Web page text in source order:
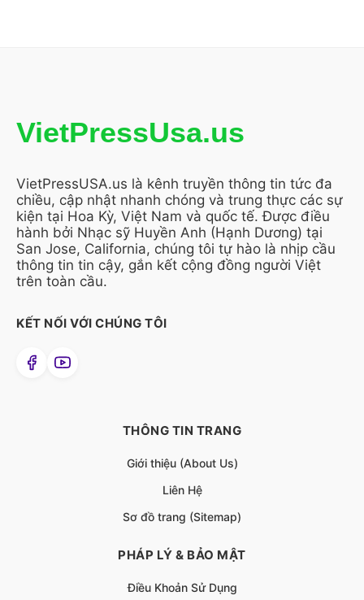
VietPressUsa.us
VietPressUSA.us là kênh truyền thông tin tức đa
chiều, cập nhật nhanh chóng và trung thực các sự
kiện tại Hoa Kỳ, Việt Nam và quốc tế. Được điều
hành bởi Nhạc sỹ Huyền Anh (Hạnh Dương) tại
San Jose, California, chúng tôi tự hào là nhịp cầu
thông tin tin cậy, gắn kết cộng đồng người Việt
trên toàn cầu.
KẾT NỐI VỚI CHÚNG TÔI
THÔNG TIN TRANG
Giới thiệu (About Us)
Liên Hệ
Sơ đồ trang (Sitemap)
PHÁP LÝ & BẢO MẬT
Điều Khoản Sử Dụng